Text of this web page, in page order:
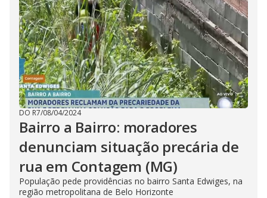
DO R7/08/04/2024
Bairro a Bairro: moradores
denunciam situação precária de
rua em Contagem (MG)
População pede providências no bairro Santa Edwiges, na
região metropolitana de Belo Horizonte